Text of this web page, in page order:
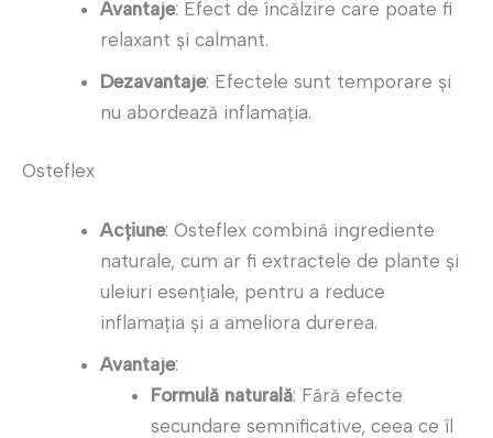
Avantaje: Efect de încălzire care poate fi
relaxant și calmant.
Dezavantaje: Efectele sunt temporare și
nu abordează inflamația.
Osteflex
Acțiune: Osteflex combină ingrediente
naturale, cum ar fi extractele de plante și
uleiuri esențiale, pentru a reduce
inflamația și a ameliora durerea.
Avantaje:
Formulă naturală: Fără efecte
secundare semnificative, ceea ce îl